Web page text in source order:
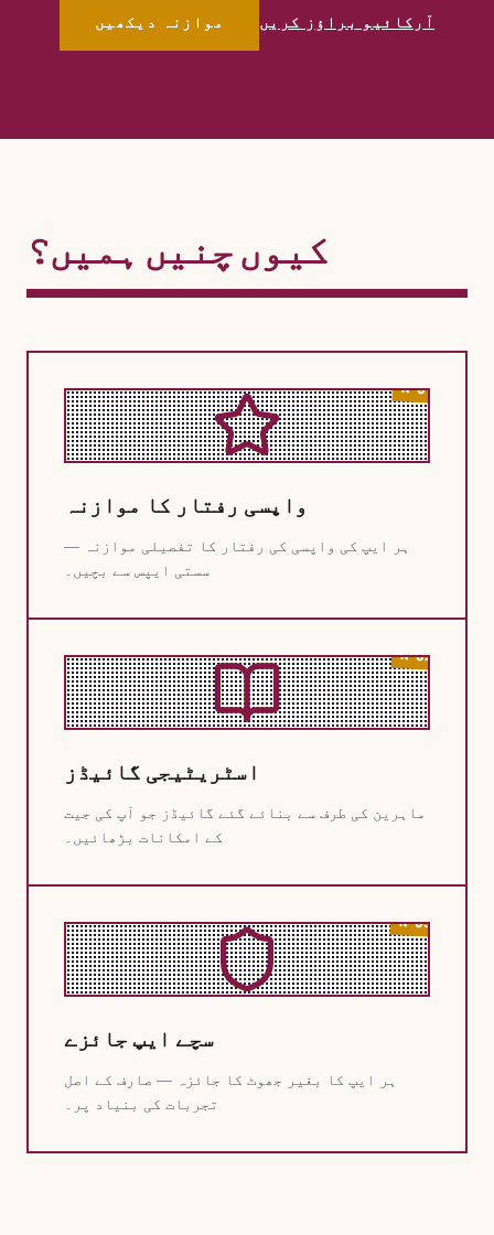
موازنہ دیکھیں آرکائیو براؤز کریں
کیوں چنیں ہمیں؟
N°01
واپسی رفتار کا موازنہ
ہر ایپ کی واپسی کی رفتار کا تفصیلی موازنہ —
سستی ایپس سے بچیں۔
N°02
اسٹریٹیجی گائیڈز
ماہرین کی طرف سے بنائے گئے گائیڈز جو آپ کی جیت
کے امکانات بڑھائیں۔
N°03
سچے ایپ جائزے
ہر ایپ کا بغیر جھوٹ کا جائزہ — صارف کے اصل
تجربات کی بنیاد پر۔